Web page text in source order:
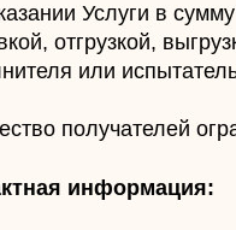
Услуги в
отгрузкой,
или
получателей
информация: